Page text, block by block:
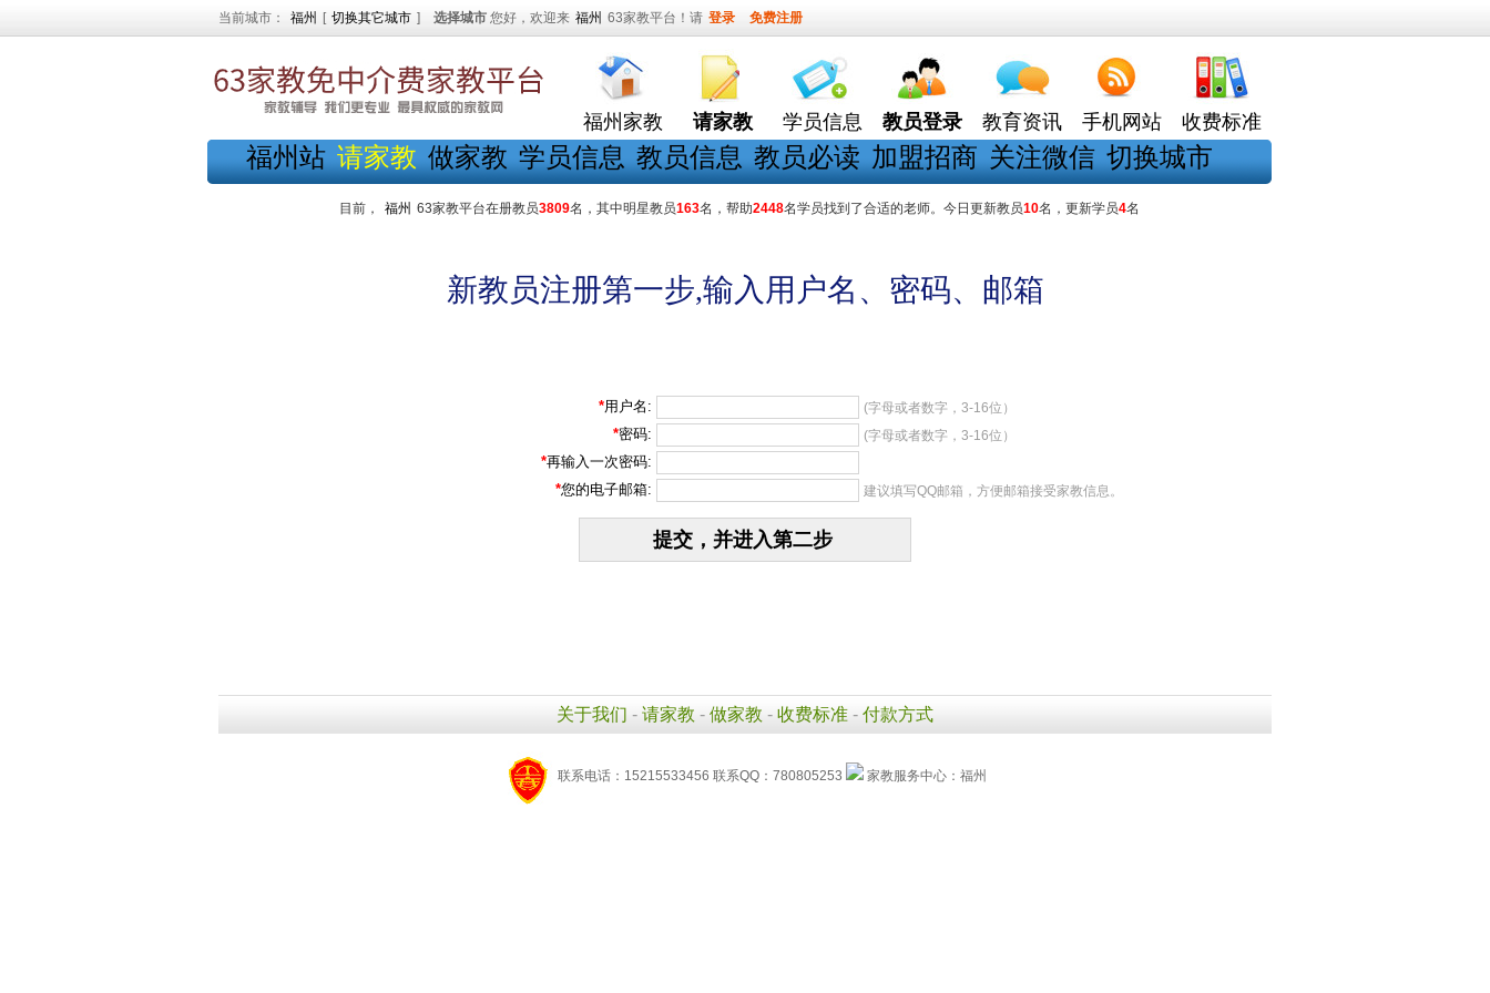
当前城市： 福州 [ 切换其它城市 ] 选择城市 您好，欢迎来 福州 63家教平台！请 登录 免费注册
福州家教 请家教 学员信息 教员登录 教育资讯 手机网站 收费标准
福州站 请家教 做家教 学员信息 教员信息 教员必读 加盟招商 关注微信 切换城市
目前， 福州 63家教平台在册教员3809名，其中明星教员163名，帮助2448名学员找到了合适的老师。今日更新教员10名，更新学员4名
新教员注册第一步,输入用户名、密码、邮箱
*用户名: (字母或者数字，3-16位）
*密码: (字母或者数字，3-16位）
*再输入一次密码:
*您的电子邮箱: 建议填写QQ邮箱，方便邮箱接受家教信息。
关于我们 - 请家教 - 做家教 - 收费标准 - 付款方式
联系电话：15215533456 联系QQ：780805253 家教服务中心：福州